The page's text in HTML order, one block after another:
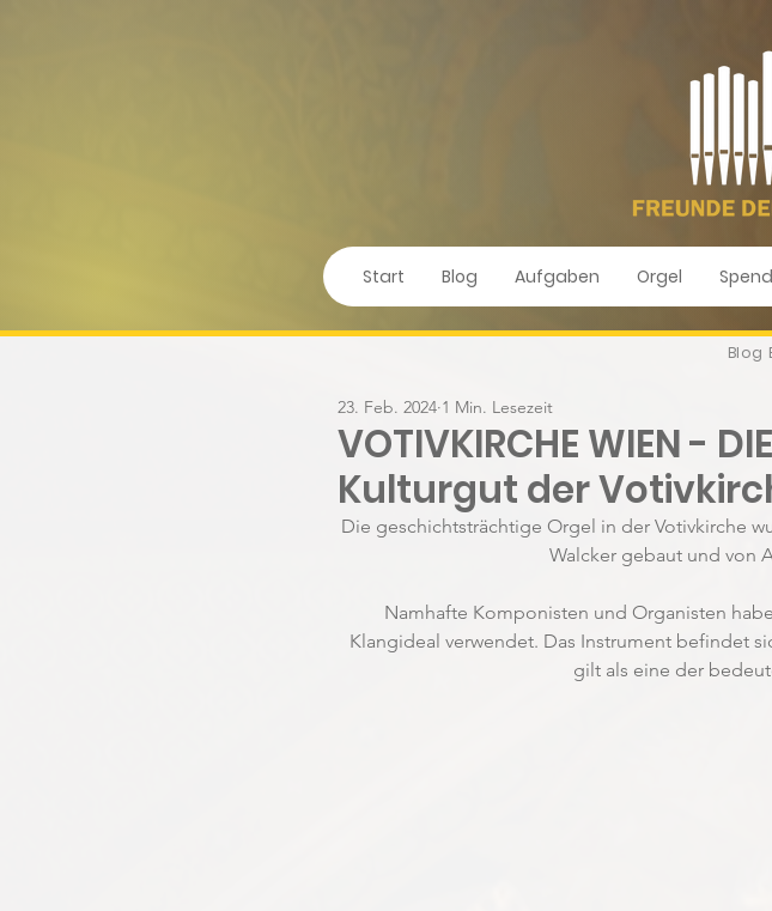
Start Blog Aufgaben Orgel
Blog
VOTIVKIRCHE WIEN -
Kulturgut der
23. Feb. 2024 1 Min. Lesezeit
Die geschichtsträchtige Orgel in der Votivkirche
Walcker gebaut und von
Namhafte Komponisten und Organisten
Klangideal verwendet. Das Instrument befindet
gilt als eine der